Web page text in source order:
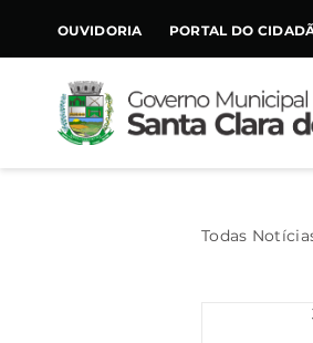
CONTEÚDO
OUVIDORIA PORTAL DO
Todas